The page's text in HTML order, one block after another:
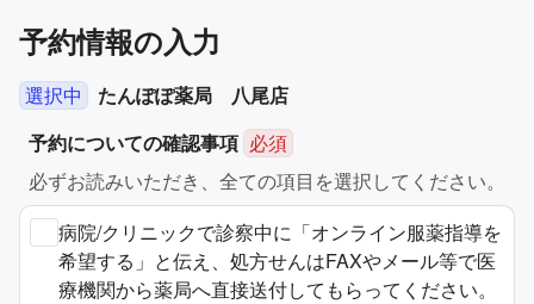
予約情報の入力
選択中
たんぽぽ薬局 八尾店
予約についての確認事項 必須
必ずお読みいただき、全ての項目を選択してください。
病院/クリニックで診察中に「オンライン服薬指導を
希望する」と伝え、処方せんはFAXやメール等で医
療機関から薬局へ直接送付してもらってください。